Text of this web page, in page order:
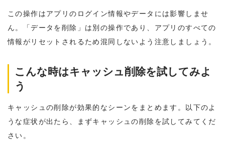
この操作はアプリのログイン情報やデータには影響しませ
ん。「データを削除」は別の操作であり、アプリのすべての
情報がリセットされるため混同しないよう注意しましょう。
こんな時はキャッシュ削除を試してみよ
う
キャッシュの削除が効果的なシーンをまとめます。以下のよ
うな症状が出たら、まずキャッシュの削除を試してみてくだ
さい。